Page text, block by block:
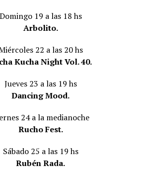
Domingo 19 a las 18 hs
Arbolito.
22 a las 20 hs
Kucha Night Vol. 40.
Jueves 23 a las 19 hs
Dancing Mood.
24 a la medianoche
Rucho Fest.
Sábado 25 a las 19 hs
Rubén Rada.